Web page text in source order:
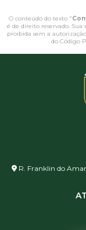
O conteúdo do texto "
é de direito reservado.
proibida sem a
do Código
R. Franklin do